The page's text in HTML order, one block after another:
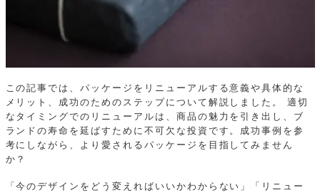
この記事では、パッケージをリニューアルする意義や具体的な
メリット、成功のためのステップについて解説しました。 適切
なタイミングでのリニューアルは、商品の魅力を引き出し、ブ
ランドの寿命を延ばすために不可欠な投資です。成功事例を参
考にしながら、より愛されるパッケージを目指してみません
か？
「今のデザインをどう変えればいいかわからない」「リニュー